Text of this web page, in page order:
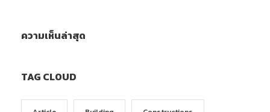
ความเห็นล่าสุด
TAG CLOUD